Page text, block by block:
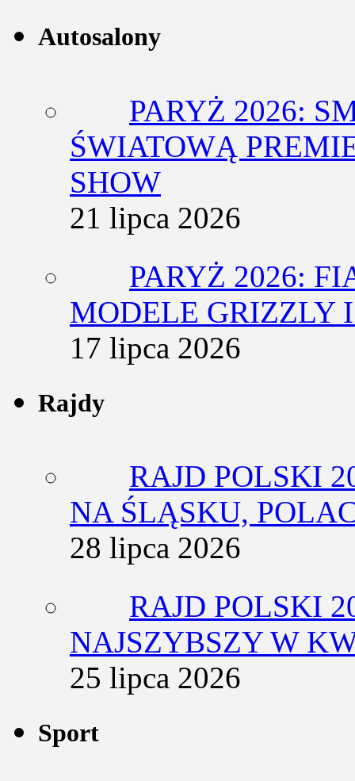
Autosalony
PARYŻ 2026:
ŚWIATOWĄ
SHOW
21 lipca 2026
PARYŻ 2026:
MODELE GRIZZLY
17 lipca 2026
Rajdy
RAJD POLSKI
NA ŚLĄSKU,
28 lipca 2026
RAJD POLSKI
NAJSZYBSZY W
25 lipca 2026
Sport